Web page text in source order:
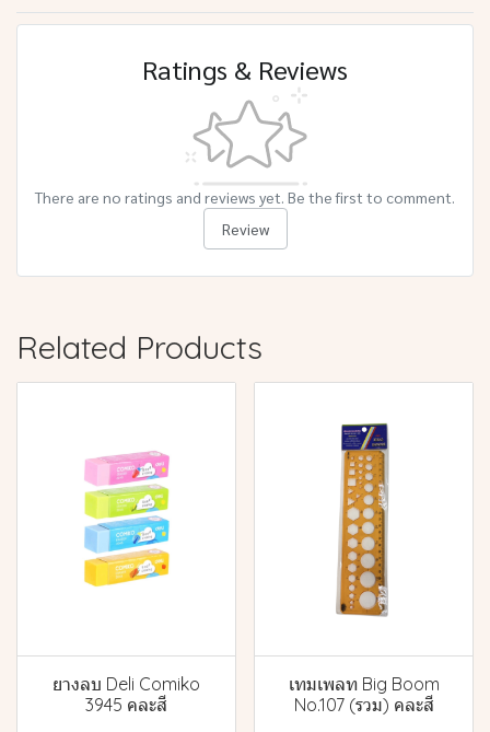
Ratings & Reviews
There are no ratings and reviews yet. Be the first to comment.
Review
Related Products
ยางลบ Deli Comiko
3945 คละสี
เทมเพลท Big Boom
No.107 (รวม) คละสี